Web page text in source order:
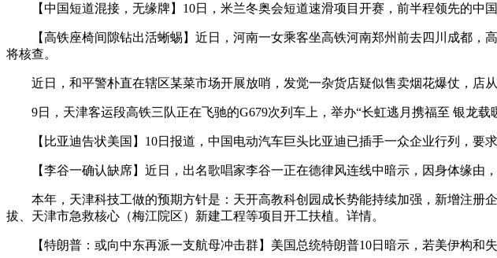
【中国短道混接，无缘牌】10日，米兰冬奥会短道速滑项目开赛，前半程领先的中国
【高铁座椅间隙钻出活蜥蜴】近日，河南一女乘客坐高铁河南郑州前去四川成都，高
将核查。
近日，和平警朴直在辖区某菜市场开展放哨，发觉一杂货店疑似售卖烟花爆仗，店
9日，天津客运段高铁三队正在飞驰的G679次列车上，举办“长虹逃月携福至 银龙载
【比亚迪告状美国】10日报道，中国电动汽车巨头比亚迪已插手一众企业行列，要求
【李谷一确认缺席】近日，出名歌唱家李谷一正在德律风连线中暗示，因身体缘由，
本年，天津科技工做的预期方针是：天开高教科创园成长势能持续加强，新增注册
拔、天津市急救核心（梅江院区）新建工程等项目开工扶植。详情。
【特朗普：或向中东再派一支航母冲击群】美国总统特朗普10日暗示，若美伊构和失